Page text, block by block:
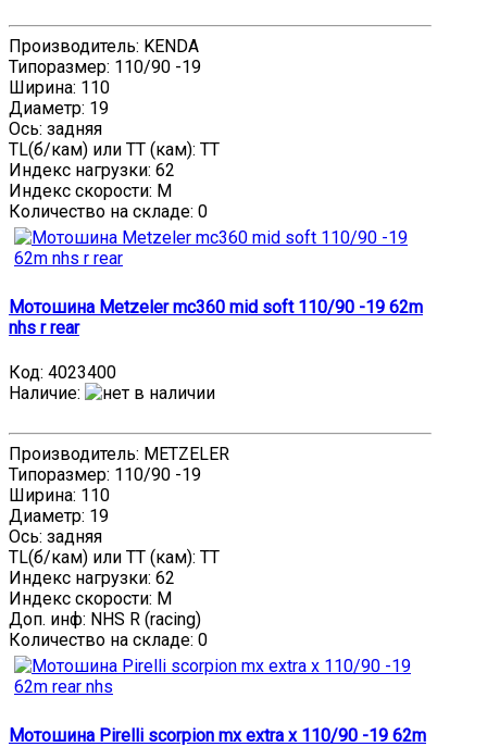
Производитель: KENDA
Типоразмер: 110/90 -19
Ширина: 110
Диаметр: 19
Ось: задняя
TL(б/кам) или TT (кам): TT
Индекс нагрузки: 62
Индекс скорости: M
Количество на складе: 0
Мотошина Metzeler mc360 mid soft 110/90 -19 62m
nhs r rear
Код: 4023400
Наличие:
Производитель: METZELER
Типоразмер: 110/90 -19
Ширина: 110
Диаметр: 19
Ось: задняя
TL(б/кам) или TT (кам): TT
Индекс нагрузки: 62
Индекс скорости: M
Доп. инф: NHS R (racing)
Количество на складе: 0
Мотошина Pirelli scorpion mx extra x 110/90 -19 62m